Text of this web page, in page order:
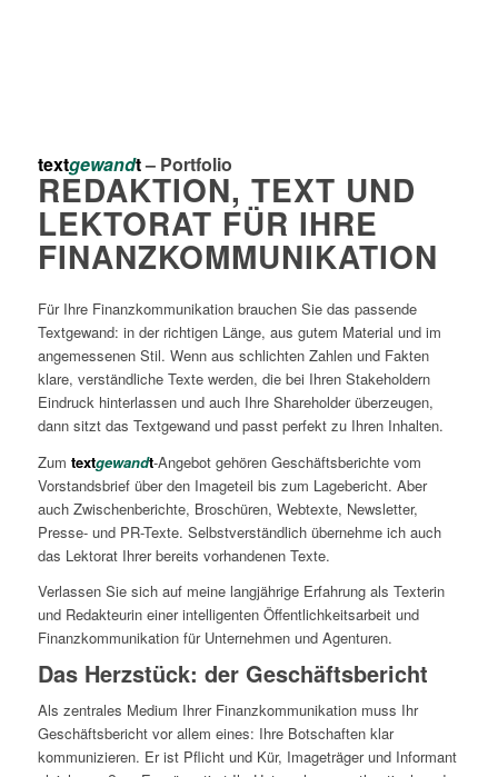
textgewandt– Portfolio
REDAKTION, TEXT UND
LEKTORAT FÜR IHRE
FINANZKOMMUNIKATION
Für Ihre Finanzkommunikation brauchen Sie das passende
Textgewand: in der richtigen Länge, aus gutem Material und im
angemessenen Stil. Wenn aus schlichten Zahlen und Fakten
klare, verständliche Texte werden, die bei Ihren Stakeholdern
Eindruck hinterlassen und auch Ihre Shareholder überzeugen,
dann sitzt das Textgewand und passt perfekt zu Ihren Inhalten.
Zum textgewandt-Angebot gehören Geschäftsberichte vom
Vorstandsbrief über den Imageteil bis zum Lagebericht. Aber
auch Zwischenberichte, Broschüren, Webtexte, Newsletter,
Presse- und PR-Texte. Selbstverständlich übernehme ich auch
das Lektorat Ihrer bereits vorhandenen Texte.
Verlassen Sie sich auf meine langjährige Erfahrung als Texterin
und Redakteurin einer intelligenten Öffentlichkeitsarbeit und
Finanzkommunikation für Unternehmen und Agenturen.
Das Herzstück: der Geschäftsbericht
Als zentrales Medium Ihrer Finanzkommunikation muss Ihr
Geschäftsbericht vor allem eines: Ihre Botschaften klar
kommunizieren. Er ist Pflicht und Kür, Imageträger und Informant